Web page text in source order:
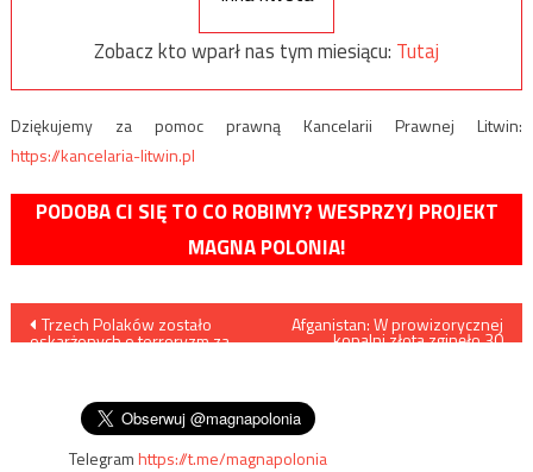
Zobacz kto wparł nas tym miesiącu: Tutaj
Dziękujemy za pomoc prawną Kancelarii Prawnej Litwin:
https://kancelaria-litwin.pl
PODOBA CI SIĘ TO CO ROBIMY? WESPRZYJ PROJEKT
MAGNA POLONIA!
Nawigacja
Trzech Polaków zostało
oskarżonych o terroryzm za
Afganistan: W prowizorycznej
kopalni złota zginęło 30
Telegramhttps://t.me/magnapolonia